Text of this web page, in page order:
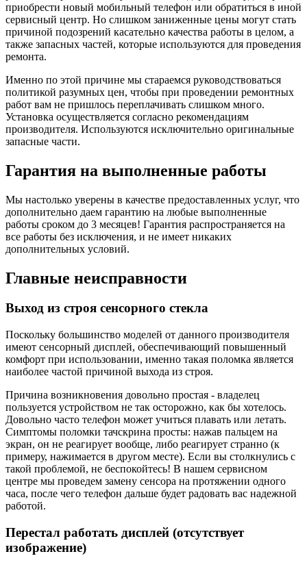
приобрести новый мобильный телефон или обратиться в иной
сервисный центр. Но слишком заниженные цены могут стать
причиной подозрений касательно качества работы в целом, а
также запасных частей, которые используются для проведения
ремонта.
Именно по этой причине мы стараемся руководствоваться
политикой разумных цен, чтобы при проведении ремонтных
работ вам не пришлось переплачивать слишком много.
Установка осуществляется согласно рекомендациям
производителя. Используются исключительно оригинальные
запасные части.
Гарантия на выполненные работы
Мы настолько уверены в качестве предоставленных услуг, что
дополнительно даем гарантию на любые выполненные
работы сроком до 3 месяцев! Гарантия распространяется на
все работы без исключения, и не имеет никаких
дополнительных условий.
Главные неисправности
Выход из строя сенсорного стекла
Поскольку большинство моделей от данного производителя
имеют сенсорный дисплей, обеспечивающий повышенный
комфорт при использовании, именно такая поломка является
наиболее частой причиной выхода из строя.
Причина возникновения довольно простая - владелец
пользуется устройством не так осторожно, как бы хотелось.
Довольно часто телефон может учиться плавать или летать.
Симптомы поломки тачскрина просты: нажав пальцем на
экран, он не реагирует вообще, либо реагирует странно (к
примеру, нажимается в другом месте). Если вы столкнулись с
такой проблемой, не беспокойтесь! В нашем сервисном
центре мы проведем замену сенсора на протяжении одного
часа, после чего телефон дальше будет радовать вас надежной
работой.
Перестал работать дисплей (отсутствует
изображение)